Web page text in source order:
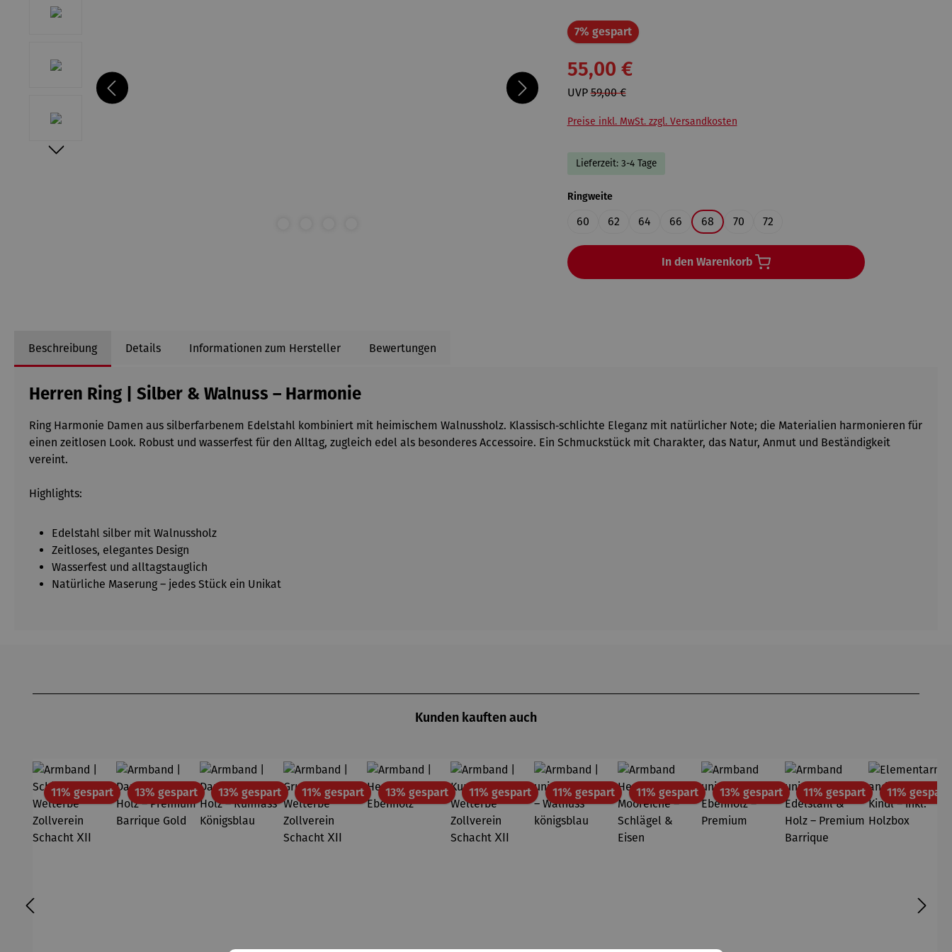
7% gespartRabatt
55,00 €
UVP59,00 €
Preise inkl. MwSt. zzgl. Versandkosten
Lieferzeit: 3-4 Tage
Ringweiteauswählen
60 62 64 66 68 70 72
In den Warenkorb
Beschreibung Details Informationen zum Hersteller Bewertungen
Herren Ring | Silber & Walnuss – Harmonie
Ring Harmonie Damen aus silberfarbenem Edelstahl kombiniert mit heimischem Walnussholz. Klassisch‑schlichte Eleganz mit natürlicher Note; die Materialien harmonieren für
einen zeitlosen Look. Robust und wasserfest für den Alltag, zugleich edel als besonderes Accessoire. Ein Schmuckstück mit Charakter, das Natur, Anmut und Beständigkeit
vereint.
Highlights:
Edelstahl silber mit Walnussholz
Zeitloses, elegantes Design
Wasserfest und alltagstauglich
Natürliche Maserung – jedes Stück ein Unikat
Kunden kauften auch
11% gespartRabatt13% gespartRabatt13% gespartRabatt11% gespartRabatt13% gespartRabatt11% gespartRabatt11% gespartRabatt11% gespartRabatt13% gespartRabatt11% gespartRabatt11% gespart